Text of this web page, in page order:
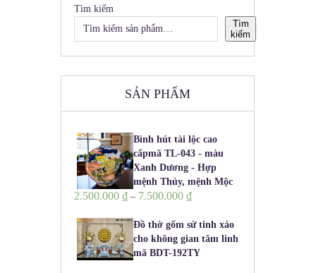
Tìm kiếm
Tìm
kiếm
SẢN PHẨM
Bình hút tài lộc cao
cấpmã TL-043 - màu
Xanh Dương - Hợp
mệnh Thủy, mệnh Mộc
2.500.000₫ – 7.500.000₫
Đồ thờ gốm sứ tinh xảo
cho không gian tâm linh
mã BDT-192TY